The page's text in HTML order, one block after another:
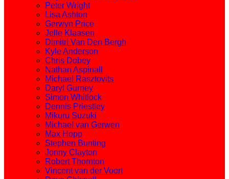
Peter Wright
Lisa Ashton
Gerwyn Price
Jelle Klaasen
Dimitri Van Den Bergh
Kyle Anderson
Chris Dobey
Nathan Aspinall
Michael Rasztovits
Daryl Gurney
Simon Whitlock
Dennis Priestley
Mikuru Suzuki
Michael van Gerwen
Max Hopp
Stephen Bunting
Jonny Clayton
Robert Thornton
Vincent van der Voort